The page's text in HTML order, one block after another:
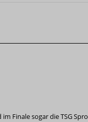
Finale sogar die TSG